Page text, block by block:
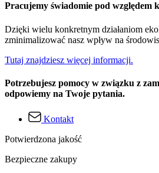
Pracujemy świadomie pod względem
Dzięki wielu konkretnym działaniom
zminimalizować nasz wpływ na
Tutaj znajdziesz więcej informacji.
Potrzebujesz pomocy w związku z
odpowiemy na Twoje pytania.
Kontakt
Potwierdzona jakość
Bezpieczne zakupy